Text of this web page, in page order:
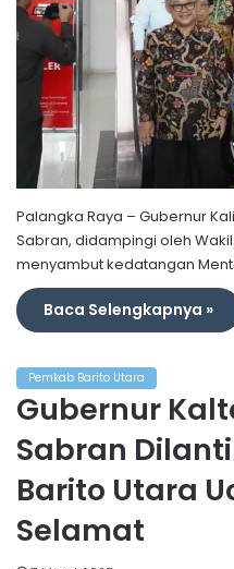
Palangka Raya – Gubernur
Sabran, didampingi oleh
menyambut kedatangan
Baca Selengkapnya »
Pemkab Barito Utara
Gubernur
Sabran
Barito Utara
Selamat